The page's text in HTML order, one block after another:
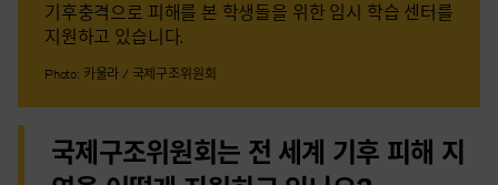
기후충격으로 피해를 본 학생들을 위한 임시 학습 센터를
지원하고 있습니다.
Photo: 카울라 / 국제구조위원회
국제구조위원회는 전 세계 기후 피해 지